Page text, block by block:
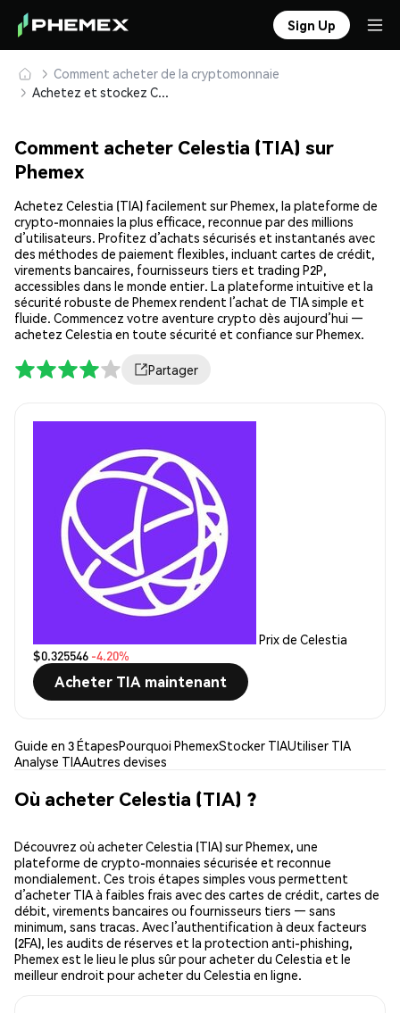
Sign Up
Comment acheter de la cryptomonnaie
Achetez et stockez Celestia (TIA) en toute sécurité
Comment acheter Celestia (TIA) sur
Phemex
Achetez Celestia (TIA) facilement sur Phemex, la plateforme de
crypto-monnaies la plus efficace, reconnue par des millions
d’utilisateurs. Profitez d’achats sécurisés et instantanés avec
des méthodes de paiement flexibles, incluant cartes de crédit,
virements bancaires, fournisseurs tiers et trading P2P,
accessibles dans le monde entier. La plateforme intuitive et la
sécurité robuste de Phemex rendent l’achat de TIA simple et
fluide. Commencez votre aventure crypto dès aujourd’hui —
achetez Celestia en toute sécurité et confiance sur Phemex.
Partager
Prix de Celestia
$0.325546 -4.20%
Acheter TIA maintenant
Guide en 3 ÉtapesPourquoi PhemexStocker TIAUtiliser TIA
Analyse TIAAutres devises
Où acheter Celestia (TIA) ?
Découvrez où acheter Celestia (TIA) sur Phemex, une
plateforme de crypto-monnaies sécurisée et reconnue
mondialement. Ces trois étapes simples vous permettent
d’acheter TIA à faibles frais avec des cartes de crédit, cartes de
débit, virements bancaires ou fournisseurs tiers — sans
minimum, sans tracas. Avec l’authentification à deux facteurs
(2FA), les audits de réserves et la protection anti-phishing,
Phemex est le lieu le plus sûr pour acheter du Celestia et le
meilleur endroit pour acheter du Celestia en ligne.